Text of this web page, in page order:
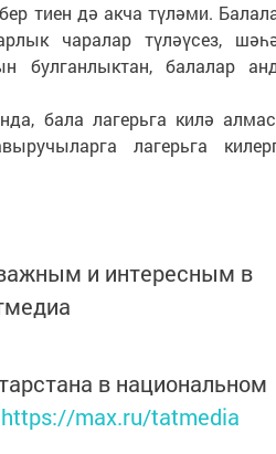
тиен дә акча түләми.
чаралар түләүсез,
булганлыктан, балалар
бала лагерьга килә
лагерьга
и интересным в
в национальном
https://max.ru/tatmedia